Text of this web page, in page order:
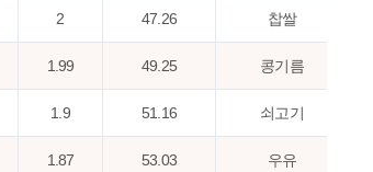
2 47.26 찹쌀
1.99 49.25 콩기름
1.9 51.16 쇠고기
1.87 53.03 우유